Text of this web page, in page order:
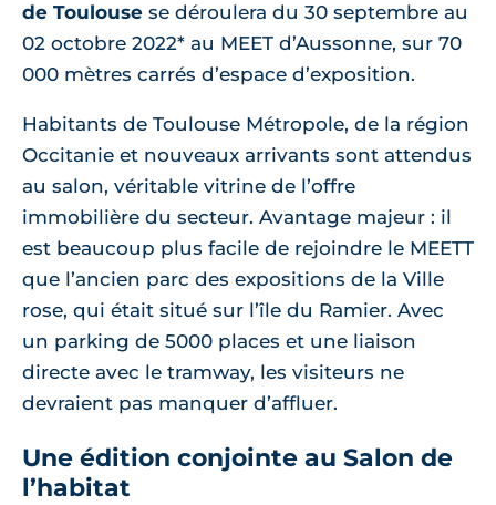
de Toulouse se déroulera du 30 septembre au
02 octobre 2022* au MEET d’Aussonne, sur 70
000 mètres carrés d’espace d’exposition.
Habitants de Toulouse Métropole, de la région
Occitanie et nouveaux arrivants sont attendus
au salon, véritable vitrine de l’offre
immobilière du secteur. Avantage majeur : il
est beaucoup plus facile de rejoindre le MEETT
que l’ancien parc des expositions de la Ville
rose, qui était situé sur l’île du Ramier. Avec
un parking de 5000 places et une liaison
directe avec le tramway, les visiteurs ne
devraient pas manquer d’affluer.
Une édition conjointe au Salon de
l’habitat